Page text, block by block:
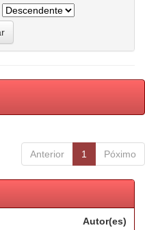
Anterior 1 Póximo
Autor(es)